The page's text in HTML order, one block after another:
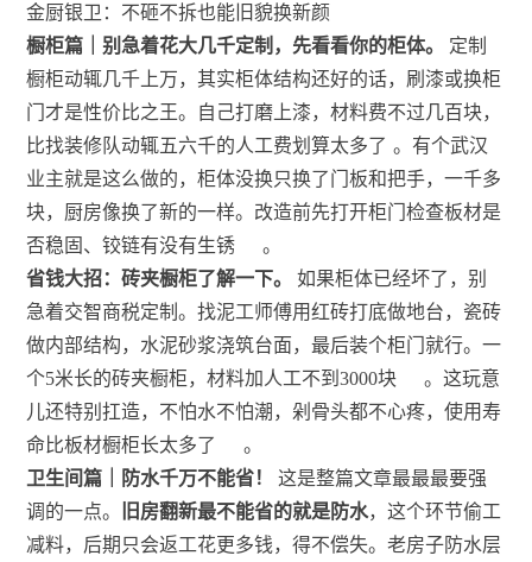
金厨银卫：不砸不拆也能旧貌换新颜
橱柜篇｜别急着花大几千定制，先看看你的柜体。
定制
橱柜动辄几千上万，其实柜体结构还好的话，刷漆或换柜
门才是性价比之王。自己打磨上漆，材料费不过几百块，
比找装修队动辄五六千的人工费划算太多了 。有个武汉
业主就是这么做的，柜体没换只换了门板和把手，一千多
块，厨房像换了新的一样。改造前先打开柜门检查板材是
否稳固、铰链有没有生锈
。
省钱大招：砖夹橱柜了解一下。
如果柜体已经坏了，别
急着交智商税定制。找泥工师傅用红砖打底做地台，瓷砖
做内部结构，水泥砂浆浇筑台面，最后装个柜门就行。一
个5米长的砖夹橱柜，材料加人工不到3000块
。这玩意
儿还特别扛造，不怕水不怕潮，剁骨头都不心疼，使用寿
命比板材橱柜长太多了
。
卫生间篇｜防水千万不能省！
这是整篇文章最最最要强
调的一点。
旧房翻新最不能省的就是防水，这个环节偷工
减料，后期只会返工花更多钱，得不偿失。老房子防水层